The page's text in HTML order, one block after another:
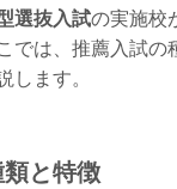
選抜入試の実施校
では、推薦入試
します。
と特徴